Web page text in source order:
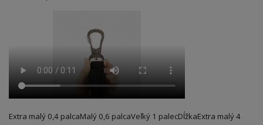
Extra malý 0,4 palcaMalý 0,6 palcaVeľký 1 palecDĺžkaExtra malý 4